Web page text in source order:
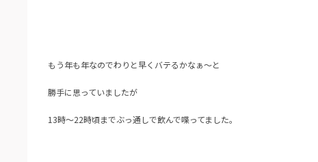
もう年も年なのでわりと早くバテるかなぁ～と
勝手に思っていましたが
13時～22時頃までぶっ通しで飲んで喋ってました。